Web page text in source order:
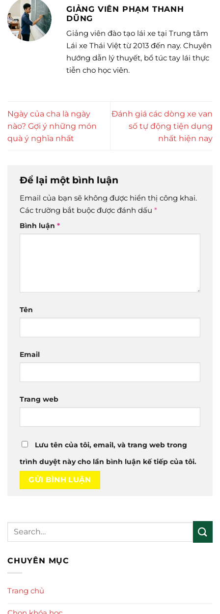
GIẢNG VIÊN PHẠM THANH
DŨNG
Giảng viên đào tạo lái xe tại Trung tâm
Lái xe Thái Việt từ 2013 đến nay. Chuyên
hướng dẫn lý thuyết, bổ túc tay lái thực
tiễn cho học viên.
Ngày của cha là ngày
nào? Gợi ý những món
quà ý nghĩa nhất
Đánh giá các dòng xe van
số tự động tiện dụng
nhất hiện nay
Để lại một bình luận
Email của bạn sẽ không được hiển thị công khai.
Các trường bắt buộc được đánh dấu *
Bình luận *
Tên
Email
Trang web
Lưu tên của tôi, email, và trang web trong
trình duyệt này cho lần bình luận kế tiếp của tôi.
CHUYÊN MỤC
Trang chủ